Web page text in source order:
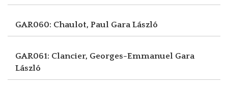
GAR060: Chaulot, Paul Gara László
GAR061: Clancier, Georges-Emmanuel Gara
László